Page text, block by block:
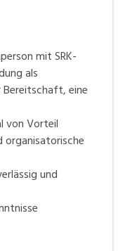
mit SRK-
als
Bereitschaft, eine
von Vorteil
und